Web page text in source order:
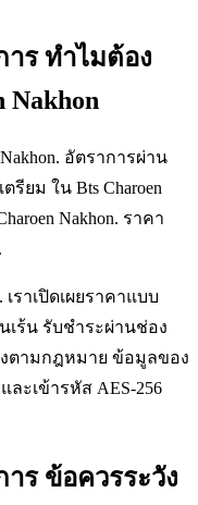
ร ทำไมต้อง
Nakhon
อัตราการผ่าน
รียม ใน Bts Charoen
Nakhon. ราคา
ราเปิดเผยราคาแบบ
เร้น รับชำระผ่านช่อง
ตามกฎหมาย ข้อมูลของ
ละเข้ารหัส AES-256
ร ข้อควรระวัง